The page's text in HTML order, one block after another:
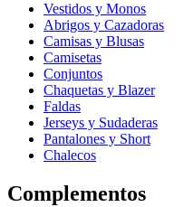
Vestidos y Monos
Abrigos y Cazadoras
Camisas y Blusas
Camisetas
Conjuntos
Chaquetas y Blazer
Faldas
Jerseys y Sudaderas
Pantalones y Short
Chalecos
Complementos